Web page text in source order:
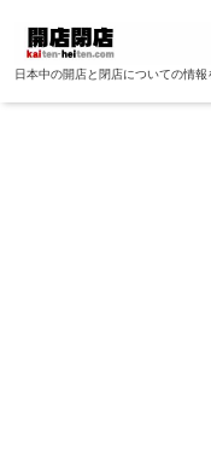
日本中の開店と閉店についての情報